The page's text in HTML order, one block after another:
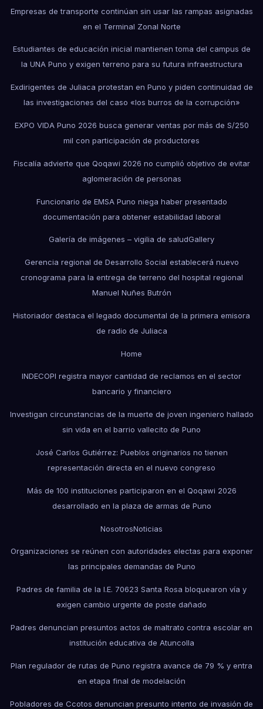
Empresas de transporte continúan sin usar las rampas asignadas
en el Terminal Zonal Norte
Estudiantes de educación inicial mantienen toma del campus de
la UNA Puno y exigen terreno para su futura infraestructura
Exdirigentes de Juliaca protestan en Puno y piden continuidad de
las investigaciones del caso «los burros de la corrupción»
EXPO VIDA Puno 2026 busca generar ventas por más de S/250
mil con participación de productores
Fiscalía advierte que Qoqawi 2026 no cumplió objetivo de evitar
aglomeración de personas
Funcionario de EMSA Puno niega haber presentado
documentación para obtener estabilidad laboral
Galería de imágenes – vigilia de saludGallery
Gerencia regional de Desarrollo Social establecerá nuevo
cronograma para la entrega de terreno del hospital regional
Manuel Nuñes Butrón
Historiador destaca el legado documental de la primera emisora
de radio de Juliaca
Home
INDECOPI registra mayor cantidad de reclamos en el sector
bancario y financiero
Investigan circunstancias de la muerte de joven ingeniero hallado
sin vida en el barrio vallecito de Puno
José Carlos Gutiérrez: Pueblos originarios no tienen
representación directa en el nuevo congreso
Más de 100 instituciones participaron en el Qoqawi 2026
desarrollado en la plaza de armas de Puno
NosotrosNoticias
Organizaciones se reúnen con autoridades electas para exponer
las principales demandas de Puno
Padres de familia de la I.E. 70623 Santa Rosa bloquearon vía y
exigen cambio urgente de poste dañado
Padres denuncian presuntos actos de maltrato contra escolar en
institución educativa de Atuncolla
Plan regulador de rutas de Puno registra avance de 79 % y entra
en etapa final de modelación
Pobladores de Ccotos denuncian presunto intento de invasión de